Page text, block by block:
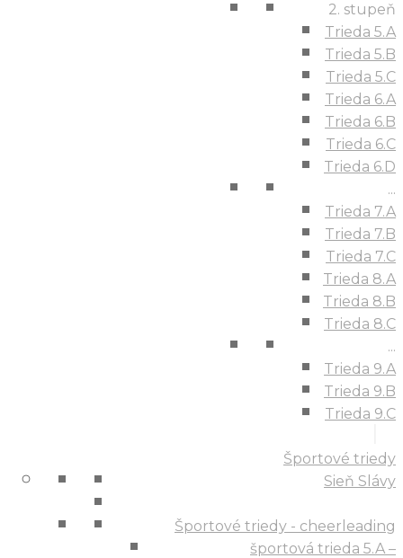
2. stupeň
Trieda 5.A
Trieda 5.B
Trieda 5.C
Trieda 6.A
Trieda 6.B
Trieda 6.C
Trieda 6.D
...
Trieda 7.A
Trieda 7.B
Trieda 7.C
Trieda 8.A
Trieda 8.B
Trieda 8.C
...
Trieda 9.A
Trieda 9.B
Trieda 9.C
Športové triedy
Sieň Slávy
Športové triedy - cheerleading
športová trieda 5.A –